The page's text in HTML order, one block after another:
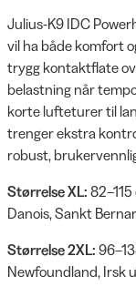
Julius-K9 IDC
vil ha både komfort
trygg kontaktflate
belastning når
korte lufteturer til
trenger ekstra
robust,
Størrelse XL:
Danois, Sankt
Størrelse 2XL:
Newfoundland, Irsk